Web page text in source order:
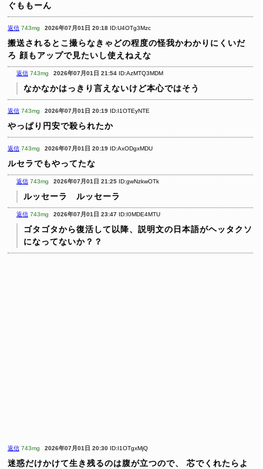
ぐももーん
返信 743mg 2026年07月01日 20:18 ID:U4OTg3Mzc
搬送されるとこ撮らなきゃどの程度の怪我かわかりにくいだ
ろ 顔もアップで見たいし使えねえな
返信 743mg 2026年07月01日 21:54 ID:AzMTQ3MDM
なかなかはっきり言えないけど本心ではそう
返信 743mg 2026年07月01日 20:19 ID:I1OTEyNTE
やっぱり円安で殺られたか
返信 743mg 2026年07月01日 20:19 ID:AxODgxMDU
ルセラでもやってたな
返信 743mg 2026年07月01日 21:25 ID:gwNzkwOTk
ルッセーラ ルッセーラ
返信 743mg 2026年07月01日 23:47 ID:I0MDE4MTU
ゴタゴタから復活して以降、説明文の日本語がヘッタクソ
になってないか？？
返信 743mg 2026年07月01日 20:30 ID:I1OTgxMjQ
迷惑だけかけて生き残るのは腹が立つので、
芯でくれたらよ